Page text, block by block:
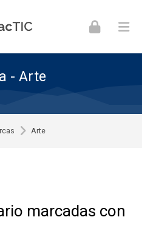
- Arte
Arte
marcadas con